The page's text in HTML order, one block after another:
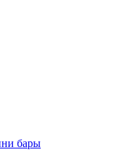
бары